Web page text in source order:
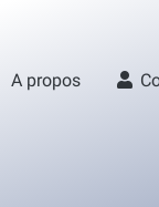
A propos